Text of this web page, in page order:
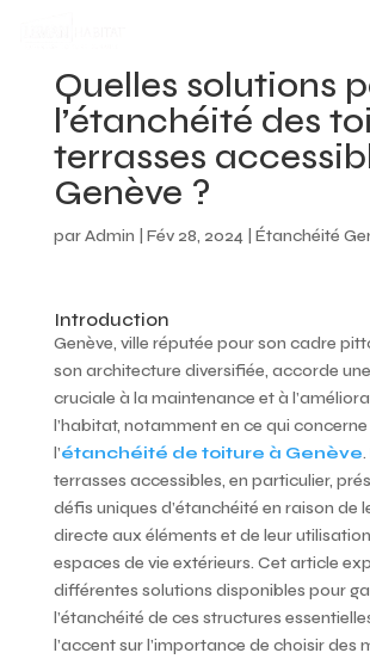
Quelles solutions
l’étanchéité des
terrasses
Genève ?
parAdmin Fév 28, 2024| Étanchéité
Introduction
Genève, ville réputée pour son cadre
son architecture diversifiée, accorde
cruciale à la maintenance et à
l’habitat, notamment en ce qui concerne
l’étanchéité de toiture à Genève
terrasses accessibles, en particulier,
défis uniques d’étanchéité en raison de
directe aux éléments et de leur
espaces de vie extérieurs. Cet article
différentes solutions disponibles pour
l’étanchéité de ces structures
l’accent sur l’importance de choisir des